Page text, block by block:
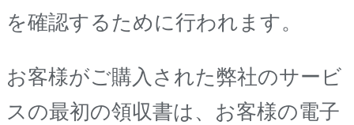
を確認するために行われます。
お客様がご購入された弊社のサービ
スの最初の領収書は、お客様の電子